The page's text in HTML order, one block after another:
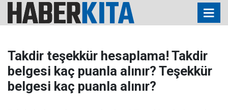
Takdir teşekkür hesaplama! Takdir
belgesi kaç puanla alınır? Teşekkür
belgesi kaç puanla alınır?